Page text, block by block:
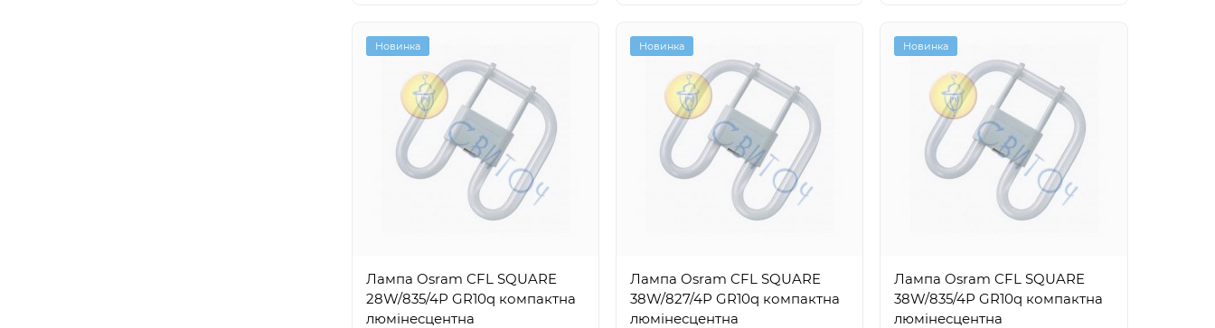
Новинка
Лампа Osram CFL SQUARE
28W/835/4Р GR10q компактна
люмінесцентна
Новинка
Лампа Osram CFL SQUARE
38W/827/4Р GR10q компактна
люмінесцентна
Новинка
Лампа Osram CFL SQUARE
38W/835/4Р GR10q компактна
люмінесцентна